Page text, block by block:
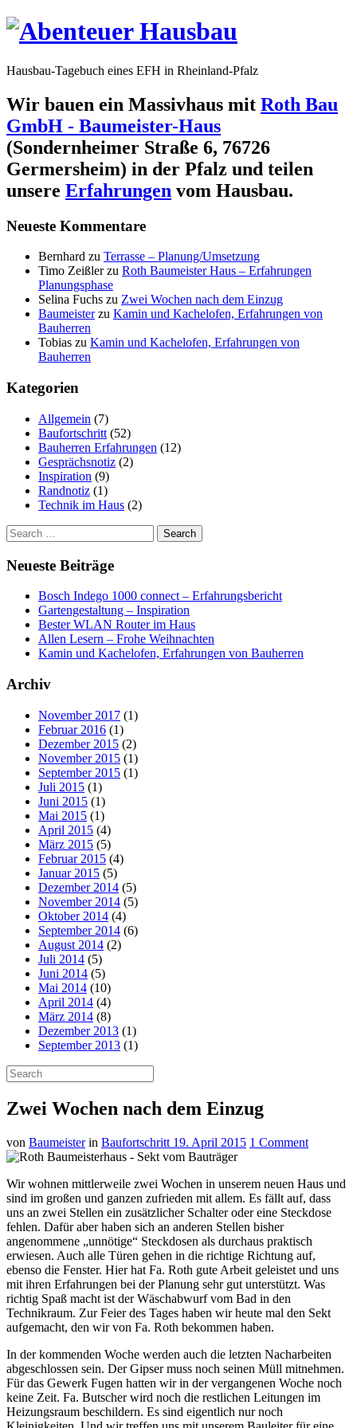
Hausbau-Tagebuch eines EFH in Rheinland-Pfalz
Wir bauen ein Massivhaus mit Roth Bau
GmbH - Baumeister-Haus
(Sondernheimer Straße 6, 76726
Germersheim) in der Pfalz und teilen
unsere Erfahrungen vom Hausbau.
Neueste Kommentare
Bernhard zu Terrasse – Planung/Umsetzung
Timo Zeißlerzu Roth Baumeister Haus – Erfahrungen
Planungsphase
Selina Fuchs zu Zwei Wochen nach dem Einzug
Baumeisterzu Kamin und Kachelofen, Erfahrungen von
Bauherren
Tobias zu Kamin und Kachelofen, Erfahrungen von
Bauherren
Kategorien
Allgemein (7)
Baufortschritt (52)
Bauherren Erfahrungen (12)
Gesprächsnotiz (2)
Inspiration (9)
Randnotiz (1)
Technik im Haus (2)
Search
for:
Neueste Beiträge
Bosch Indego 1000 connect – Erfahrungsbericht
Gartengestaltung – Inspiration
Bester WLAN Router im Haus
Allen Lesern – Frohe Weihnachten
Kamin und Kachelofen, Erfahrungen von Bauherren
Archiv
November 2017 (1)
Februar 2016 (1)
Dezember 2015 (2)
November 2015 (1)
September 2015 (1)
Juli 2015 (1)
Juni 2015 (1)
Mai 2015 (1)
April 2015 (4)
März 2015 (5)
Februar 2015 (4)
Januar 2015 (5)
Dezember 2014 (5)
November 2014 (5)
Oktober 2014 (4)
September 2014 (6)
August 2014 (2)
Juli 2014 (5)
Juni 2014 (5)
Mai 2014 (10)
April 2014 (4)
März 2014 (8)
Dezember 2013 (1)
September 2013 (1)
Zwei Wochen nach dem Einzug
von Baumeisterin Baufortschritt 19. April 2015 1 Comment
Wir wohnen mittlerweile zwei Wochen in unserem neuen Haus und
sind im großen und ganzen zufrieden mit allem. Es fällt auf, dass
uns an zwei Stellen ein zusätzlicher Schalter oder eine Steckdose
fehlen. Dafür aber haben sich an anderen Stellen bisher
angenommene „unnötige“ Steckdosen als durchaus praktisch
erwiesen. Auch alle Türen gehen in die richtige Richtung auf,
ebenso die Fenster. Hier hat Fa. Roth gute Arbeit geleistet und uns
mit ihren Erfahrungen bei der Planung sehr gut unterstützt. Was
richtig Spaß macht ist der Wäschabwurf vom Bad in den
Technikraum. Zur Feier des Tages haben wir heute mal den Sekt
aufgemacht, den wir von Fa. Roth bekommen haben.
In der kommenden Woche werden auch die letzten Nacharbeiten
abgeschlossen sein. Der Gipser muss noch seinen Müll mitnehmen.
Für das Gewerk Fugen hatten wir in der vergangenen Woche noch
keine Zeit. Fa. Butscher wird noch die restlichen Leitungen im
Heizungsraum beschildern. Es sind eigentlich nur noch